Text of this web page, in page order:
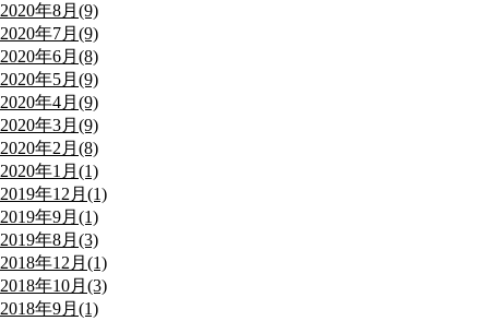
2020年8月(9)
2020年7月(9)
2020年6月(8)
2020年5月(9)
2020年4月(9)
2020年3月(9)
2020年2月(8)
2020年1月(1)
2019年12月(1)
2019年9月(1)
2019年8月(3)
2018年12月(1)
2018年10月(3)
2018年9月(1)